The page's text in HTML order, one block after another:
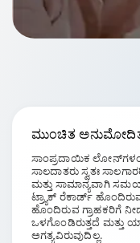
ಮುಂಚಿತ
ಸಾಂಪ್ರದಾಯಿಕ
ಸಾಲದಾತರು ಸ್ವತಃ
ಮತ್ತು ಸಾಮಾನ್ಯವಾಗಿ
ಟ್ರ್ಯಾಕ್ ರೆಕಾರ್ಡ್
ಹೊಂದಿರುವ ಗ್ರಾಹಕರಿಗೆ
ಒಳಗೊಂಡಿರುತ್ತದೆ ಮತ್ತು
ಅಗತ್ಯವಿರುವುದಿಲ್ಲ.